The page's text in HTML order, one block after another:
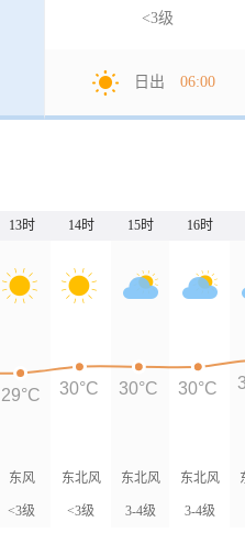
<3级
日出 06:00
13时 14时 15时 16时
东风
<3级
东北风
<3级
东北风
3-4级
东北风
3-4级
29°C 30°C 30°C 30°C